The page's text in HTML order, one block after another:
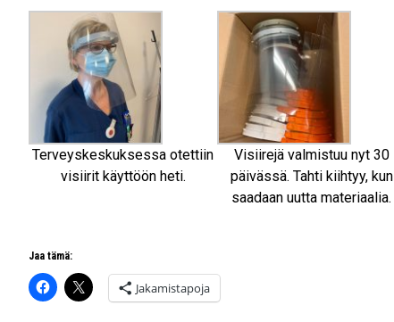
Terveyskeskuksessa otettiin
visiirit käyttöön heti.
Visiirejä valmistuu nyt 30
päivässä. Tahti kiihtyy, kun
saadaan uutta materiaalia.
Jaa tämä:
Jakamistapoja